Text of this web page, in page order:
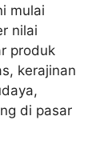
mulai
nilai
produk
kerajinan
di pasar